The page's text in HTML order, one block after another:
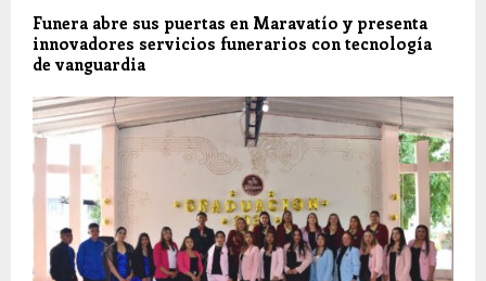
Funera abre sus puertas en Maravatío y presenta
innovadores servicios funerarios con tecnología
de vanguardia